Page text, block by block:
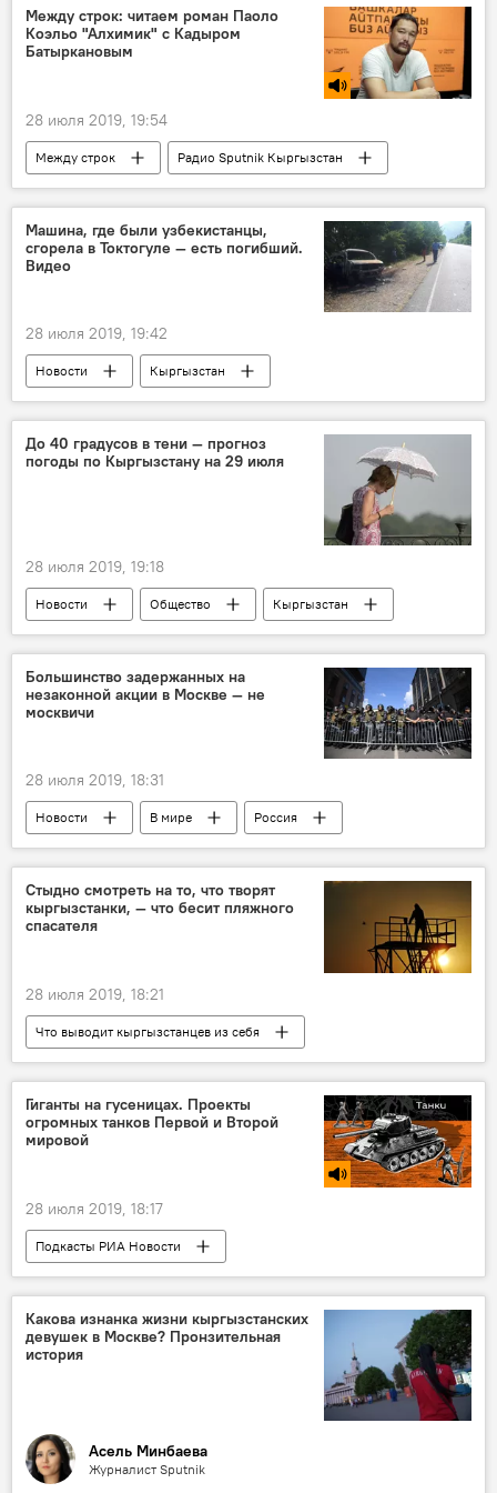
iPhone
компания Apple
фотография
конкурс
Между строк: читаем роман Паоло
Коэльо "Алхимик" с Кадыром
Батыркановым
28 июля 2019, 19:54
Между строк
Радио Sputnik Кыргызстан
Общество
Культура
литература
роман
Машина, где были узбекистанцы,
сгорела в Токтогуле — есть погибший.
Видео
28 июля 2019, 19:42
Новости
Кыргызстан
Происшествия
ДТП
автомобиль
пожар
гибель
ДТП в Кыргызстане с начала 2019 года
До 40 градусов в тени — прогноз
погоды по Кыргызстану на 29 июля
28 июля 2019, 19:18
Новости Общество
Кыргызстан
прогноз погоды
погода в Кыргызстане
Большинство задержанных на
незаконной акции в Москве — не
москвичи
28 июля 2019, 18:31
Новости В мире
Россия
Москва
митинг
акция протеста
задержание
оппозиция
Стыдно смотреть на то, что творят
кыргызстанки, — что бесит пляжного
спасателя
28 июля 2019, 18:21
Что выводит кыргызстанцев из себя
Общество
Кыргызстан
спасательный круг
отдых
Гиганты на гусеницах. Проекты
огромных танков Первой и Второй
мировой
28 июля 2019, 18:17
Подкасты РИА Новости
Радио Sputnik Кыргызстан
В мире
танк
гигант
инженер
война
Какова изнанка жизни кыргызстанских
девушек в Москве? Пронзительная
история
Асель Минбаева
Журналист Sputnik